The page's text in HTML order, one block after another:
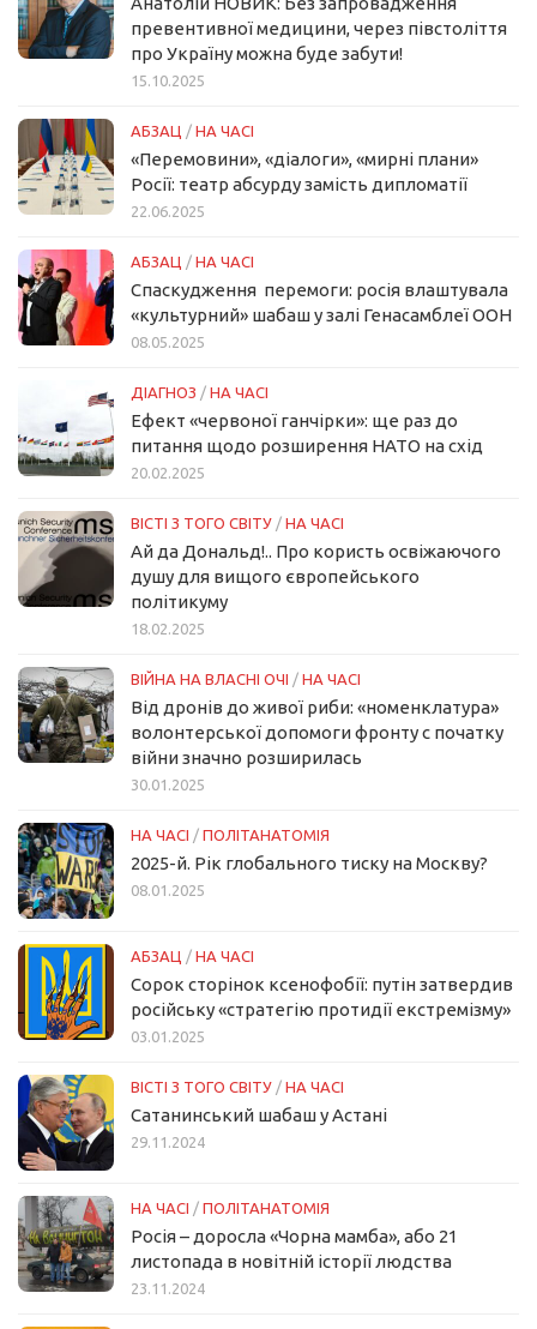
превентивної медицини, через півстоліття
про Україну можна буде забути!
15.10.2025
АБЗАЦ / НА ЧАСІ
«Перемовини», «діалоги», «мирні плани»
Росії: театр абсурду замість дипломатії
22.06.2025
АБЗАЦ / НА ЧАСІ
Спаскудження перемоги: росія влаштувала
«культурний» шабаш у залі Генасамблеї ООН
08.05.2025
ДІАГНОЗ / НА ЧАСІ
Ефект «червоної ганчірки»: ще раз до
питання щодо розширення НАТО на схід
20.02.2025
ВІСТІ З ТОГО СВІТУ / НА ЧАСІ
Ай да Дональд!.. Про користь освіжаючого
душу для вищого європейського
політикуму
18.02.2025
ВІЙНА НА ВЛАСНІ ОЧІ / НА ЧАСІ
Від дронів до живої риби: «номенклатура»
волонтерської допомоги фронту с початку
війни значно розширилась
30.01.2025
НА ЧАСІ / ПОЛІТАНАТОМІЯ
2025-й. Рік глобального тиску на Москву?
08.01.2025
АБЗАЦ / НА ЧАСІ
Сорок сторінок ксенофобії: путін затвердив
російську «стратегію протидії екстремізму»
03.01.2025
ВІСТІ З ТОГО СВІТУ / НА ЧАСІ
Сатанинський шабаш у Астані
29.11.2024
НА ЧАСІ / ПОЛІТАНАТОМІЯ
Росія – доросла «Чорна мамба», або 21
листопада в новітній історії людства
23.11.2024